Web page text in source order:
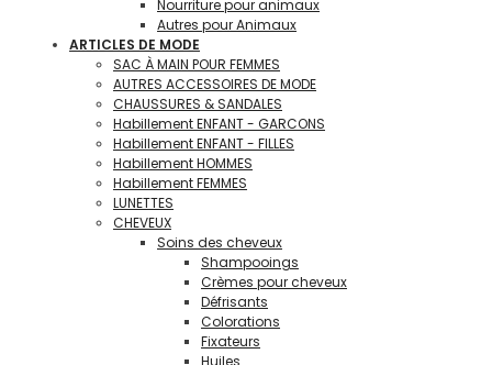
Nourriture pour animaux
Autres pour Animaux
ARTICLES DE MODE
SAC À MAIN POUR FEMMES
AUTRES ACCESSOIRES DE MODE
CHAUSSURES & SANDALES
Habillement ENFANT - GARCONS
Habillement ENFANT - FILLES
Habillement HOMMES
Habillement FEMMES
LUNETTES
CHEVEUX
Soins des cheveux
Shampooings
Crèmes pour cheveux
Défrisants
Colorations
Fixateurs
Huiles